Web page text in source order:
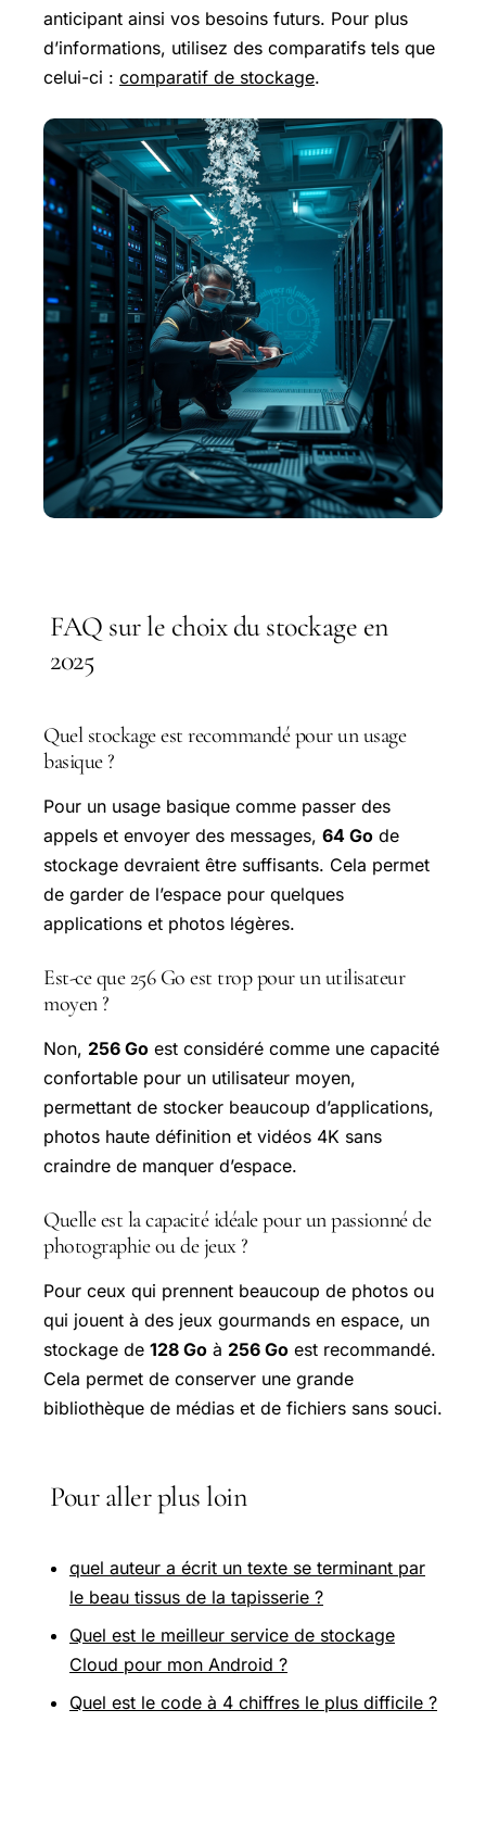
anticipant ainsi vos besoins futurs. Pour plus
d’informations, utilisez des comparatifs tels que
celui-ci : comparatif de stockage.
FAQ sur le choix du stockage en
2025
Quel stockage est recommandé pour un usage
basique ?
Pour un usage basique comme passer des
appels et envoyer des messages, 64 Go de
stockage devraient être suffisants. Cela permet
de garder de l’espace pour quelques
applications et photos légères.
Est-ce que 256 Go est trop pour un utilisateur
moyen ?
Non, 256 Go est considéré comme une capacité
confortable pour un utilisateur moyen,
permettant de stocker beaucoup d’applications,
photos haute définition et vidéos 4K sans
craindre de manquer d’espace.
Quelle est la capacité idéale pour un passionné de
photographie ou de jeux ?
Pour ceux qui prennent beaucoup de photos ou
qui jouent à des jeux gourmands en espace, un
stockage de 128 Go à 256 Go est recommandé.
Cela permet de conserver une grande
bibliothèque de médias et de fichiers sans souci.
Pour aller plus loin
quel auteur a écrit un texte se terminant par
le beau tissus de la tapisserie ?
Quel est le meilleur service de stockage
Cloud pour mon Android ?
Quel est le code à 4 chiffres le plus difficile ?